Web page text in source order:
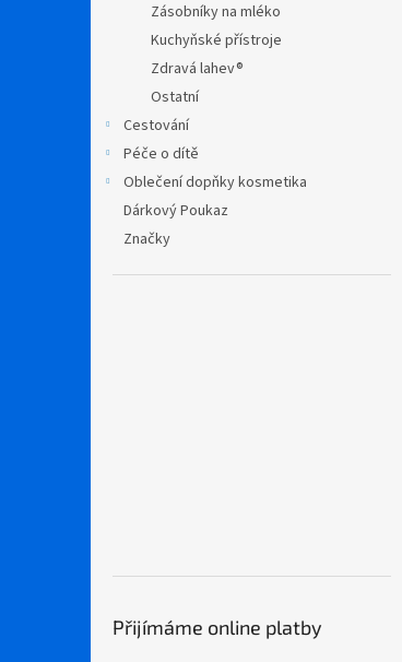
Zásobníky na mléko
Kuchyňské přístroje
Zdravá lahev®
Ostatní
Cestování
Péče o dítě
Oblečení dopňky kosmetika
Dárkový Poukaz
Značky
Přijímáme online platby